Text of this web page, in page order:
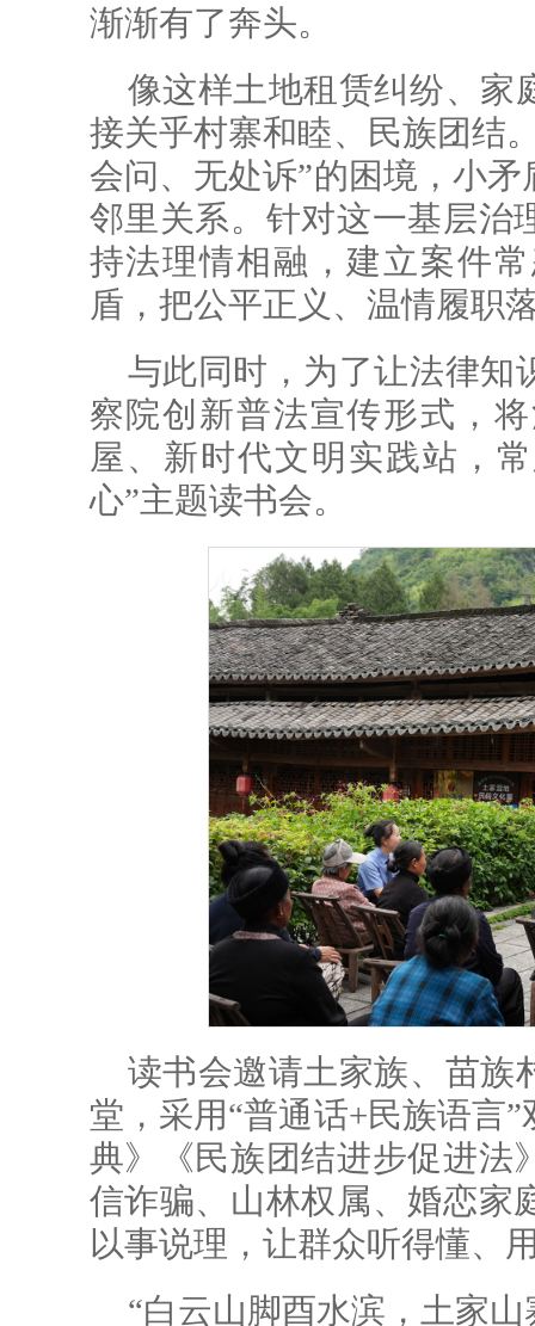
渐渐有了奔头。
像这样土地租赁纠纷、家
接关乎村寨和睦、民族团结
会问、无处诉”的困境，小
邻里关系。针对这一基层治
持法理情相融，建立案件
盾，把公平正义、温情履职
与此同时，为了让法律知
察院创新普法宣传形式，
屋、新时代文明实践站，
心”主题读书会。
读书会邀请土家族、苗族
堂，采用“普通话+民族语言
典》《民族团结进步促进法
信诈骗、山林权属、婚恋家
以事说理，让群众听得懂、
“白云山脚酉水滨，土家